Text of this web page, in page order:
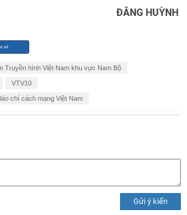
ĐĂNG HUỲNH
Truyền hình Việt Nam khu vực Nam Bộ
VTV10
chí cách mạng Việt Nam
Gửi ý kiến